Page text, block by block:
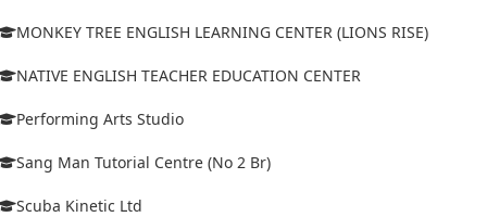
MONKEY TREE ENGLISH LEARNING CENTER (LIONS RISE)
NATIVE ENGLISH TEACHER EDUCATION CENTER
Performing Arts Studio
Sang Man Tutorial Centre (No 2 Br)
Scuba Kinetic Ltd